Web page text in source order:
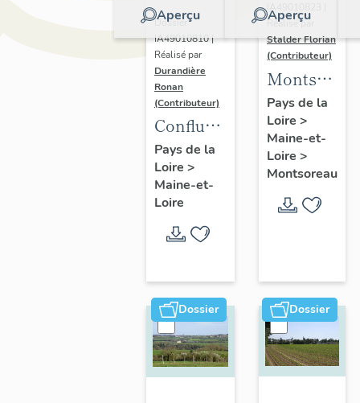
Aperçu
Dossier
IA49010810 |
Réalisé par
Durandière
Ronan
(Contributeur)
Confluence
Maine-
Loire :
présentation
l'opération
Pays de la
Loire >
Maine-et-
Loire
Aperçu
IA49010823 |
Réalisé par
Stalder Florian
(Contributeur)
Montsoreau
:
de la
commune
Pays de la
Loire >
Maine-et-
Loire >
Montsoreau
Dossier Dossier